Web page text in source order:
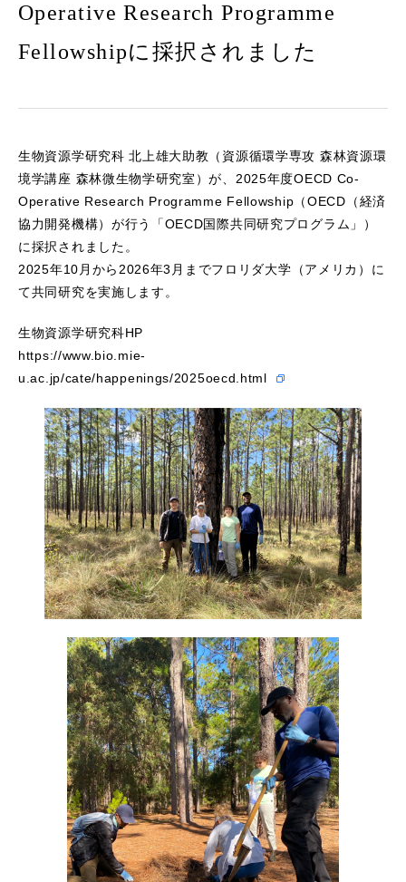
Operative Research Programme
Fellowshipに採択されました
生物資源学研究科 北上雄大助教（資源循環学専攻 森林資源環
境学講座 森林微生物学研究室）が、2025年度OECD Co-
Operative Research Programme Fellowship（OECD（経済
協力開発機構）が行う「OECD国際共同研究プログラム」）
に採択されました。
2025年10月から2026年3月までフロリダ大学（アメリカ）に
て共同研究を実施します。
生物資源学研究科HP
https://www.bio.mie-
u.ac.jp/cate/happenings/2025oecd.html